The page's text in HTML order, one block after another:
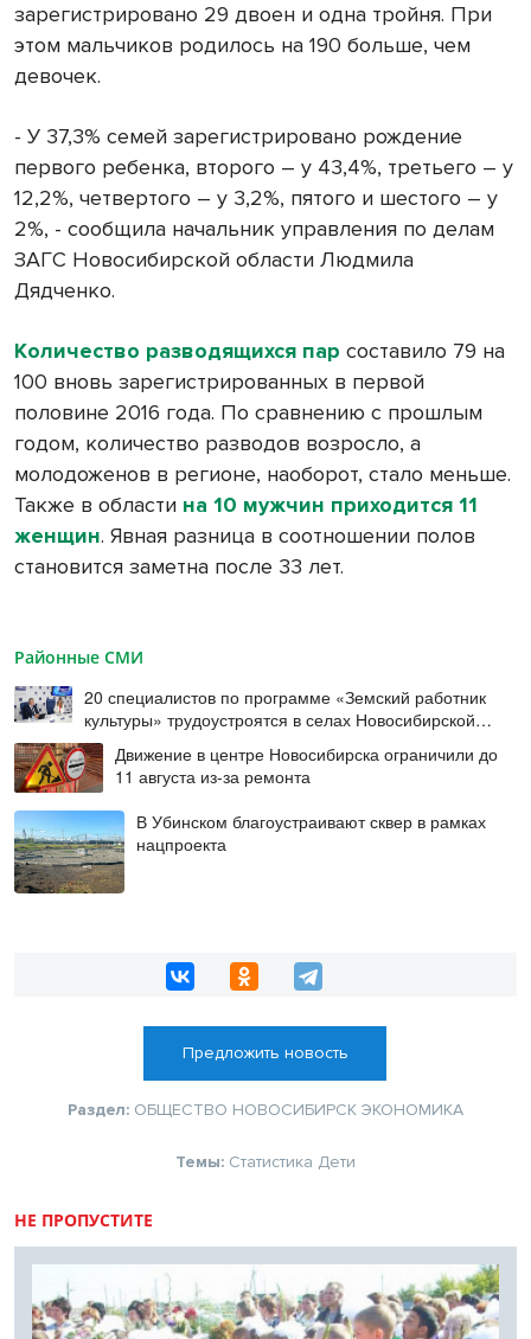
зарегистрировано 29 двоен и одна тройня. При
этом мальчиков родилось на 190 больше, чем
девочек.
- У 37,3% семей зарегистрировано рождение
первого ребенка, второго – у 43,4%, третьего – у
12,2%, четвертого – у 3,2%, пятого и шестого – у
2%, - сообщила начальник управления по делам
ЗАГС Новосибирской области Людмила
Дядченко.
Количество разводящихся пар составило 79 на
100 вновь зарегистрированных в первой
половине 2016 года. По сравнению с прошлым
годом, количество разводов возросло, а
молодоженов в регионе, наоборот, стало меньше.
Также в области на 10 мужчин приходится 11
женщин. Явная разница в соотношении полов
становится заметна после 33 лет.
Районные СМИ
20 специалистов по программе «Земский работник
культуры» трудоустроятся в селах Новосибирской
области в этом году
Движение в центре Новосибирска ограничили до
11 августа из-за ремонта
В Убинском благоустраивают сквер в рамках
нацпроекта
Предложить новость
Раздел: ОБЩЕСТВО НОВОСИБИРСК ЭКОНОМИКА
Темы: Статистика Дети
НЕ ПРОПУСТИТЕ